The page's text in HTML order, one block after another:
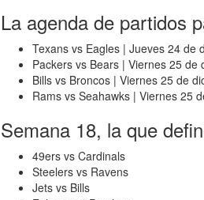
La agenda de partidos
Texans vs Eagles | Jueves 24 de
Packers vs Bears | Viernes 25 de
Bills vs Broncos | Viernes 25 de
Rams vs Seahawks | Viernes 25
Semana 18, la que
49ers vs Cardinals
Steelers vs Ravens
Jets vs Bills